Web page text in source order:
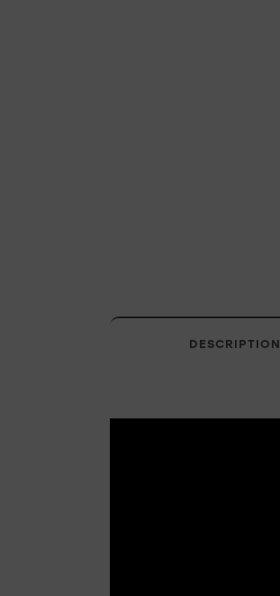
DESCRIPTION